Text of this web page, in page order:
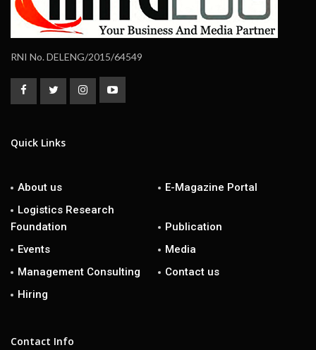
RNI No. DELENG/2015/64549
Quick Links
About us
E-Magazine Portal
Logistics Research
Foundation
Publication
Events
Media
Management Consulting
Contact us
Hiring
Contact Info